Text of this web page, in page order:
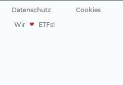
Datenschutz
Cookies
Wir ETFs!